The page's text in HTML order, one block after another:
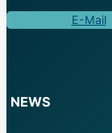
E-Mail
NEWS